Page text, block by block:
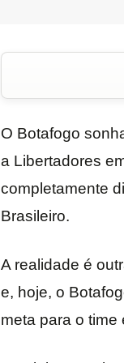
O Botafogo
a Libertadores
completamente
Brasileiro.
A realidade é
e, hoje, o
meta para o time